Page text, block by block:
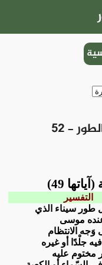
التفسير
طور سيناء الذي
عنده موسى
الانتظام
جلْدًا أو غيره
مختوم عليه